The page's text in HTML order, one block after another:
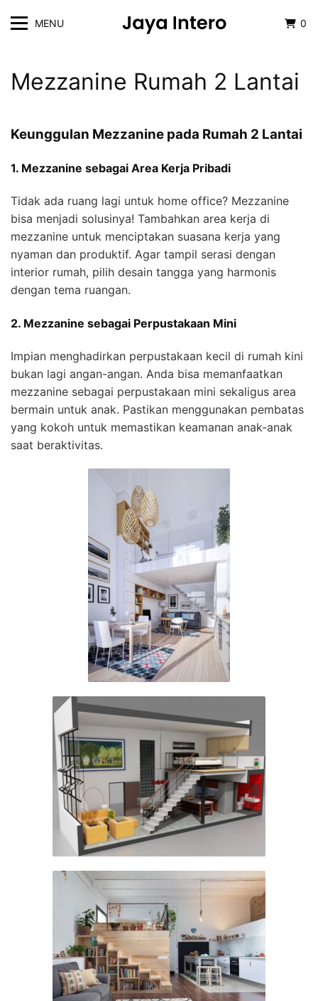
MENU 0
Mezzanine Rumah 2 Lantai
Keunggulan Mezzanine pada Rumah 2 Lantai
1. Mezzanine sebagai Area Kerja Pribadi
Tidak ada ruang lagi untuk home office? Mezzanine
bisa menjadi solusinya! Tambahkan area kerja di
mezzanine untuk menciptakan suasana kerja yang
nyaman dan produktif. Agar tampil serasi dengan
interior rumah, pilih desain tangga yang harmonis
dengan tema ruangan.
2. Mezzanine sebagai Perpustakaan Mini
Impian menghadirkan perpustakaan kecil di rumah kini
bukan lagi angan-angan. Anda bisa memanfaatkan
mezzanine sebagai perpustakaan mini sekaligus area
bermain untuk anak. Pastikan menggunakan pembatas
yang kokoh untuk memastikan keamanan anak-anak
saat beraktivitas.